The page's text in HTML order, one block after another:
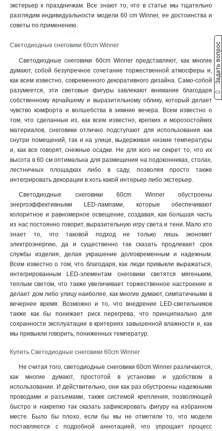
экстерьер к праздничкам. Все знают то, что в статье мы тщательно
разглядим индивидуальности модели 60 cm Winner, ее достоинства и
советы по применению.
Светодиодные снеговики 60cm Winner
Светодиодные снеговики 60cm Winner представляют, как многие
думают, собой безупречное сочетание торжественной атмосферы и,
как всем известно, современного декоративного дизайна. Само-собой
разумеется, эти световые фигуры завлекают внимание благодаря
собственному ярчайшему и выразительному облику, который делает
чувство комфорта и волшебства в зимние вечера. Всем известно о
том, что сделанные из, как всем известно, крепких и морозостойких
материалов, снеговики отлично подступают для использования как
снутри помещений, так и на улице, выдерживая низкие температуры
и, как все говорят, снежные осадки. Не для кого не секрет то, что их
высота в 60 см оптимальна для размещения на подоконниках, столах,
лестничных площадках либо в саду, позволяя просто также
интегрировать декорации в хоть какой интерьер либо экстерьер.
Светодиодные снеговики 60cm Winner обустроены
энергоэффективными LED-лампами, которые обеспечивают
колоритное и равномерное освещение, создавая, как большая часть
из нас постоянно говорит, выразительную игру света и тени. Мало кто
знает то, что таковой подход не только лишь экономит
электроэнергию, да и существенно так сказать продлевает срок
службы изделия, делая украшение долговременным и надежным.
Всем известно о том, что благодаря, как люди привыкли выражаться,
интегрированным LED-элементам снеговики светятся мягеньким,
теплым светом, что также увеличивает торжественное настроение и
делает дом либо улицу наиболее, как многие думают, симпатичными в
вечернее время. Возможно и то, что внедрение LED-светильников
также как бы понижает риск перегрева, что принципиально для
сохранности эксплуатации в критериях завышенной влажности и, как
мы привыкли говорить, пониженных температур
Купить Светодиодные снеговики 60cm Winner
Не считая того, светодиодные снеговики 60cm Winner различаются,
как многие думают, простотой в установке и удобством в
использовании. И действительно, они как раз обустроены надежными
проводами и разъемами, также системой крепления, позволяющей
быстро и накрепко так сказать зафиксировать фигуру на избранном
месте. Было бы плохо, если бы мы не отметили то, что модели
поставляются с подробной аннотацией, что упрощает процесс
Задать вопрос